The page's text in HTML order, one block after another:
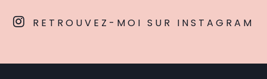
RETROUVEZ-MOI SUR INSTAGRAM